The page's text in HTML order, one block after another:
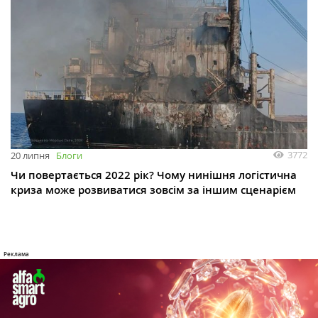
20 липня Блоги 3772
Чи повертається 2022 рік? Чому нинішня логістична
криза може розвиватися зовсім за іншим сценарієм